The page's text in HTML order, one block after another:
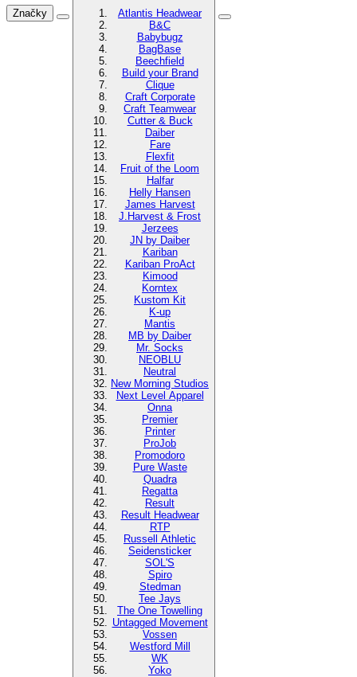
Značky
Atlantis Headwear
B&C
Babybugz
BagBase
Beechfield
Build your Brand
Clique
Craft Corporate
Craft Teamwear
Cutter & Buck
Daiber
Fare
Flexfit
Fruit of the Loom
Halfar
Helly Hansen
James Harvest
J.Harvest & Frost
Jerzees
JN by Daiber
Kariban
Kariban ProAct
Kimood
Korntex
Kustom Kit
K-up
Mantis
MB by Daiber
Mr. Socks
NEOBLU
Neutral
New Morning Studios
Next Level Apparel
Onna
Premier
Printer
ProJob
Promodoro
Pure Waste
Quadra
Regatta
Result
Result Headwear
RTP
Russell Athletic
Seidensticker
SOL'S
Spiro
Stedman
Tee Jays
The One Towelling
Untagged Movement
Vossen
Westford Mill
WK
Yoko